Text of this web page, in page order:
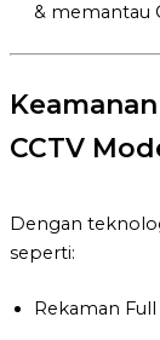
& memantau
CCTV
Dengan
seperti:
Rekaman